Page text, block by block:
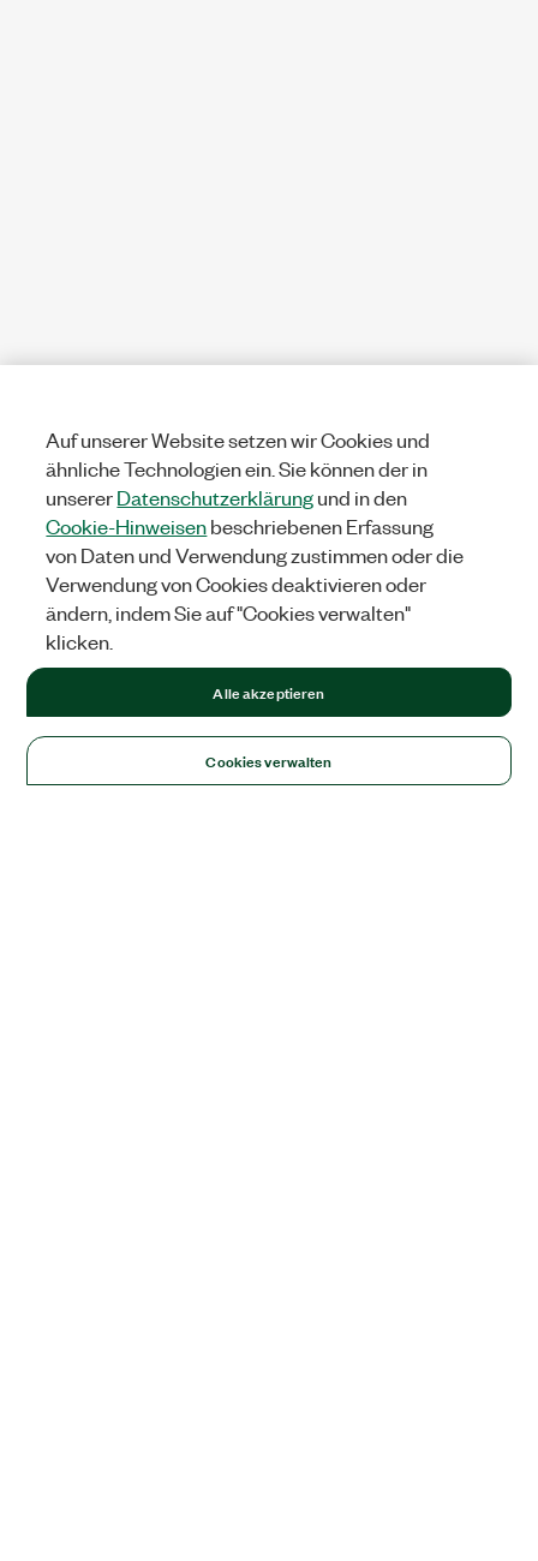
Auf unserer Website setzen wir Cookies und
ähnliche Technologien ein. Sie können der in
unsererDatenschutzerklärungund in den
Cookie-Hinweisenbeschriebenen Erfassung
von Daten und Verwendung zustimmen oder die
Verwendung von Cookies deaktivieren oder
ändern, indem Sie auf "Cookies verwalten"
klicken.
Cookies verwalten
Alle akzeptieren